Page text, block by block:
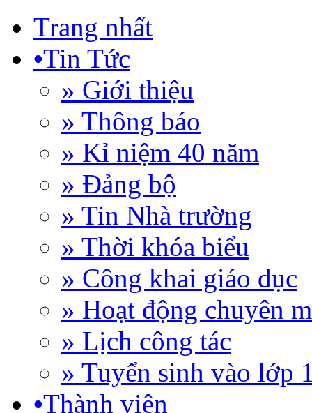
Trang nhất
•Tin Tức
» Giới thiệu
» Thông báo
» Kỉ niệm 40 năm
» Đảng bộ
» Tin Nhà trường
» Thời khóa biểu
» Công khai giáo dục
» Hoạt động chuyên
» Lịch công tác
» Tuyển sinh vào lớp
•Thành viên